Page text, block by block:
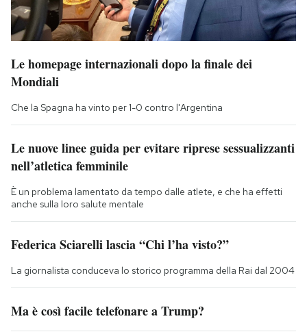
Le homepage internazionali dopo la finale dei
Mondiali
Che la Spagna ha vinto per 1-0 contro l'Argentina
Le nuove linee guida per evitare riprese sessualizzanti
nell’atletica femminile
È un problema lamentato da tempo dalle atlete, e che ha effetti
anche sulla loro salute mentale
Federica Sciarelli lascia “Chi l’ha visto?”
La giornalista conduceva lo storico programma della Rai dal 2004
Ma è così facile telefonare a Trump?